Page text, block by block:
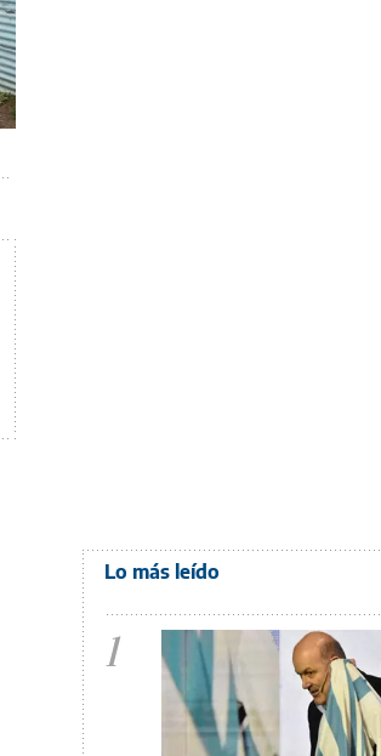
Lo más leído
1